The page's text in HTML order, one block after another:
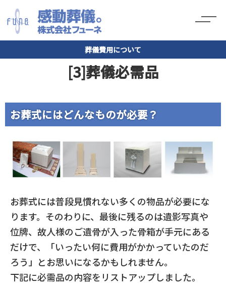
葬儀費用について
[3]葬儀必需品
お葬式にはどんなものが必要？
お葬式には普段見慣れない多くの物品が必要にな
ります。そのわりに、最後に残るのは遺影写真や
位牌、故人様のご遺骨が入った骨箱が手元にある
だけで、「いったい何に費用がかかっていたのだ
ろう」とお思いになるかもしれません。
下記に必需品の内容をリストアップしました。